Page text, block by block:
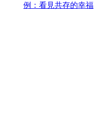
例：看見共存的幸福